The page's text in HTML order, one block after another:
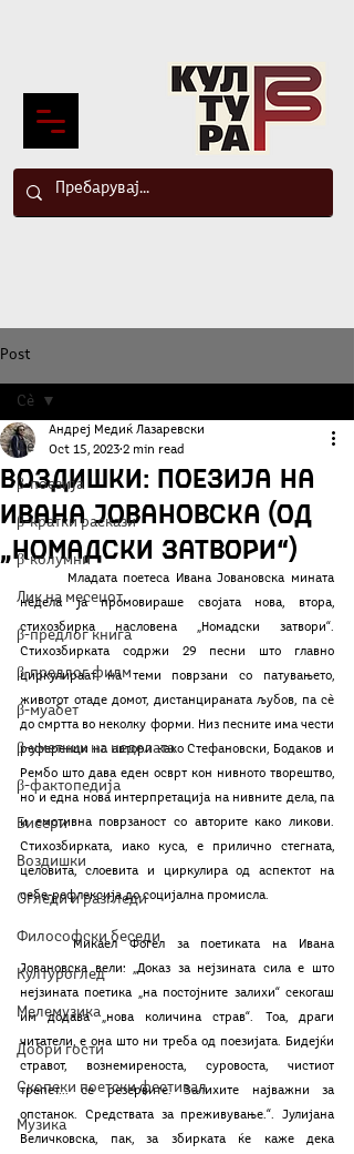
Post
Сè
β-поезија
β-кратки раскази
β-колумни
Лик на месецот
β-предлог книга
β-предлог филм
β-муабет
β-уметник на неделата
β-фактопедија
Бисери
Воздишки
Огледи и разгледи
Философски беседи
Културоглед
Мелемузика
Добри гости
Скопски поетски фестивал
Музика
Сè
Воздишки: Поезија на
Ивана Јовановска (од
„Номадски затвори“)
Андреј Медиќ Лазаревски
Oct 15, 2023 2 min read
недела ја промовираше својата нова, втора,
стихозбирка насловена „Номадски затвори“.
Стихозбирката содржи 29 песни што главно
циркулираат на теми поврзани со патувањето,
животот отаде домот, дистанцираната љубов, па сѐ
до смртта во неколку форми. Низ песните има чести
референци на автори како Стефановски, Бодаков и
Рембо што дава еден осврт кон нивното творештво,
но и една нова интерпретација на нивните дела, па
и емотивна поврзаност со авторите како ликови.
Стихозбирката, иако куса, е прилично стегната,
целовита, слоевита и циркулира од аспектот на
себе-рефлексија до социјална промисла.
	Микаел Фогел за поетиката на Ивана
Јовановска вели: „Доказ за нејзината сила е што
нејзината поетика „на постојните залихи“ секогаш
им додава „нова количина страв“. Тоа, драги
читатели, е она што ни треба од поезијата. Бидејќи
стравот, вознемиреноста, суровоста, чистиот
трепет... се резервите. Залихите најважни за
опстанок. Средствата за преживување.“. Јулијана
Величковска, пак, за збирката ќе каже дека